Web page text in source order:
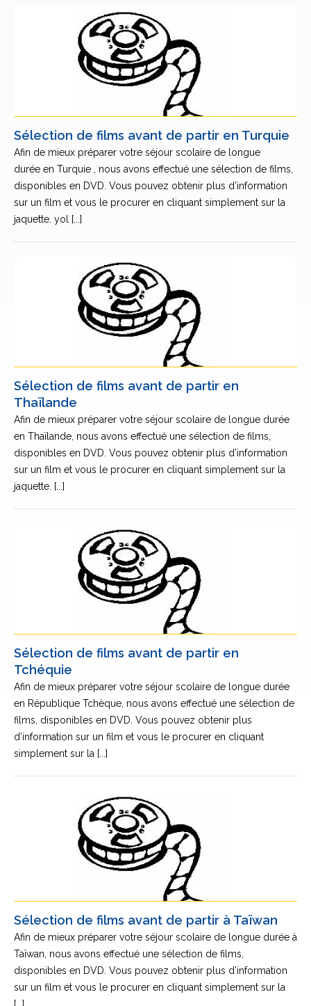
Sélection de films avant de partir en Turquie
Afin de mieux préparer votre séjour scolaire de longue
durée en Turquie , nous avons effectué une sélection de films,
disponibles en DVD. Vous pouvez obtenir plus d’information
sur un film et vous le procurer en cliquant simplement sur la
jaquette. yol [...]
Sélection de films avant de partir en
Thaïlande
Afin de mieux préparer votre séjour scolaire de longue durée
en Thaïlande, nous avons effectué une sélection de films,
disponibles en DVD. Vous pouvez obtenir plus d’information
sur un film et vous le procurer en cliquant simplement sur la
jaquette. [...]
Sélection de films avant de partir en
Tchéquie
Afin de mieux préparer votre séjour scolaire de longue durée
en République Tchèque, nous avons effectué une sélection de
films, disponibles en DVD. Vous pouvez obtenir plus
d’information sur un film et vous le procurer en cliquant
simplement sur la [...]
Sélection de films avant de partir à Taïwan
Afin de mieux préparer votre séjour scolaire de longue durée à
Taïwan, nous avons effectué une sélection de films,
disponibles en DVD. Vous pouvez obtenir plus d’information
sur un film et vous le procurer en cliquant simplement sur la